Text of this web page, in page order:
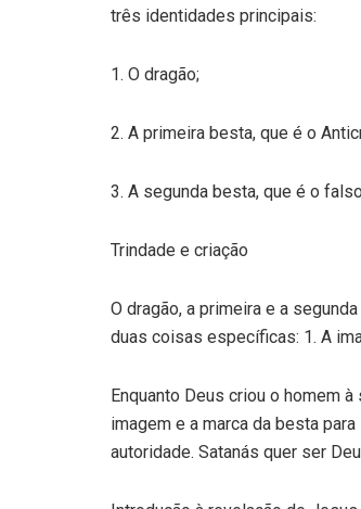
três identidades principais:
1. O dragão;
2. A primeira besta, que é o
3. A segunda besta, que é o
Trindade e criação
O dragão, a primeira e a
duas coisas específicas: 1. A
Enquanto Deus criou o homem
imagem e a marca da besta
autoridade. Satanás quer ser